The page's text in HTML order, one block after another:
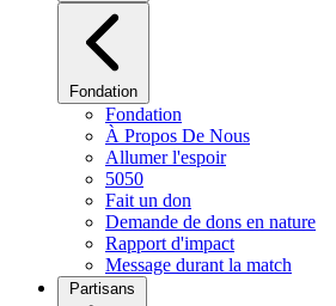
Fondation
Fondation
À Propos De Nous
Allumer l'espoir
5050
Fait un don
Demande de dons en nature
Rapport d'impact
Message durant la match
Partisans